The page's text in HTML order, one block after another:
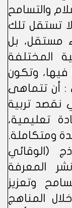
والتسامح
تستقل تلك
مستقل، بل
المختلفة
فيها، وتكون
: أن تتماهى
نقصد تربية
تعليمية،
ومتكاملة.
(الوقائي
المعرفة
وتعزيز
المناهج